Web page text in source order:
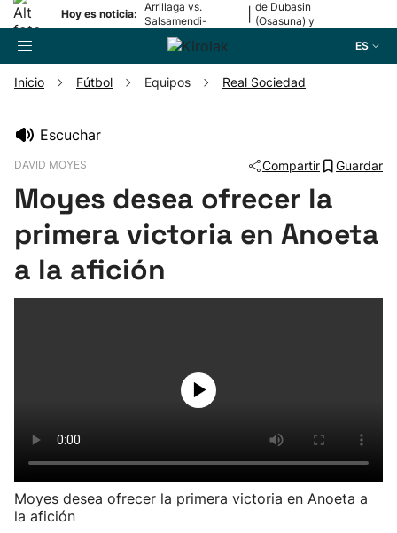
Hoy es noticia:
Arrillaga vs.
Salsamendi-
Bergara y Erasun
vs. Gaminde
de Dubasin
(Osasuna) y
ES
Pelota
Remo
Kirolak 360
Inicio Fútbol Equipos Real Sociedad
Escuchar
DAVID MOYES Compartir Guardar
Moyes desea ofrecer la
primera victoria en Anoeta
a la afición
Moyes desea ofrecer la primera victoria en Anoeta a
la afición